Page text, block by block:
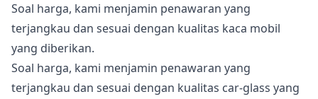
Soal harga, kami menjamin penawaran yang
terjangkau dan sesuai dengan kualitas kaca mobil
yang diberikan.
Soal harga, kami menjamin penawaran yang
terjangkau dan sesuai dengan kualitas car-glass yang